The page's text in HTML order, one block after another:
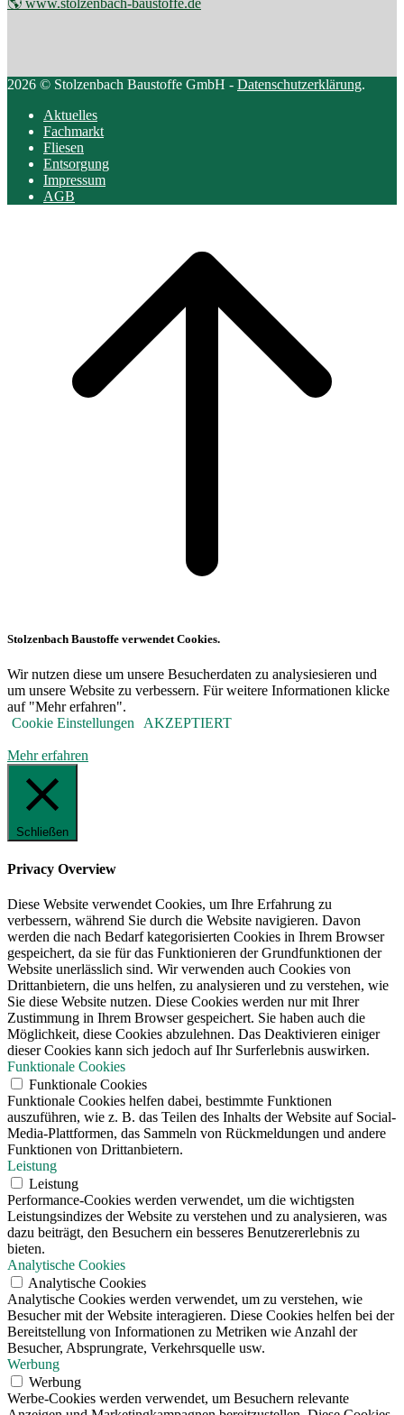
🌎 www.stolzenbach-baustoffe.de
2026 © Stolzenbach Baustoffe GmbH - Datenschutzerklärung.
Aktuelles
Fachmarkt
Fliesen
Entsorgung
Impressum
AGB
Stolzenbach Baustoffe verwendet Cookies.
Wir nutzen diese um unsere Besucherdaten zu analysiesieren und
um unsere Website zu verbessern. Für weitere Informationen klicke
auf "Mehr erfahren".
Cookie Einstellungen
AKZEPTIERT
Mehr erfahren
Schließen
Privacy Overview
Diese Website verwendet Cookies, um Ihre Erfahrung zu
verbessern, während Sie durch die Website navigieren. Davon
werden die nach Bedarf kategorisierten Cookies in Ihrem Browser
gespeichert, da sie für das Funktionieren der Grundfunktionen der
Website unerlässlich sind. Wir verwenden auch Cookies von
Drittanbietern, die uns helfen, zu analysieren und zu verstehen, wie
Sie diese Website nutzen. Diese Cookies werden nur mit Ihrer
Zustimmung in Ihrem Browser gespeichert. Sie haben auch die
Möglichkeit, diese Cookies abzulehnen. Das Deaktivieren einiger
dieser Cookies kann sich jedoch auf Ihr Surferlebnis auswirken.
Funktionale Cookies
Funktionale Cookies
Funktionale Cookies helfen dabei, bestimmte Funktionen
auszuführen, wie z. B. das Teilen des Inhalts der Website auf Social-
Media-Plattformen, das Sammeln von Rückmeldungen und andere
Funktionen von Drittanbietern.
Leistung
Leistung
Performance-Cookies werden verwendet, um die wichtigsten
Leistungsindizes der Website zu verstehen und zu analysieren, was
dazu beiträgt, den Besuchern ein besseres Benutzererlebnis zu
bieten.
Analytische Cookies
Analytische Cookies
Analytische Cookies werden verwendet, um zu verstehen, wie
Besucher mit der Website interagieren. Diese Cookies helfen bei der
Bereitstellung von Informationen zu Metriken wie Anzahl der
Besucher, Absprungrate, Verkehrsquelle usw.
Werbung
Werbung
Werbe-Cookies werden verwendet, um Besuchern relevante